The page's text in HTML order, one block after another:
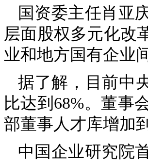
国资委主任肖亚
层面股权多元化改
业和地方国有企业
据了解，目前中
比达到68%。董事
部董事人才库增加
中国企业研究院